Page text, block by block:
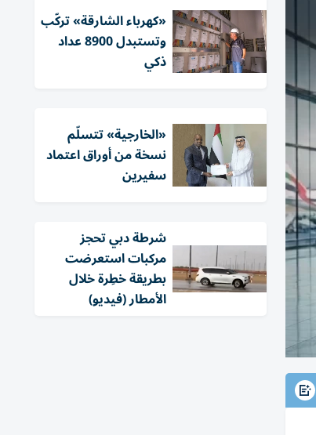
«كهرباء الشارقة» تركّب
وتستبدل 8900 عداد
ذكي
«الخارجية» تتسلّم
نسخة من أوراق اعتماد
سفيرين
شرطة دبي تحجز
مركبات استعرضت
بطريقة خطِرة خلال
الأمطار (فيديو)